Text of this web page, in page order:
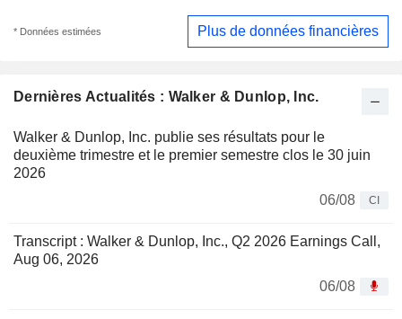
Dernières Actualités : Walker & Dunlop, Inc.
Walker & Dunlop, Inc. publie ses résultats pour le
deuxième trimestre et le premier semestre clos le 30 juin
2026
06/08
CI
Transcript : Walker & Dunlop, Inc., Q2 2026 Earnings Call,
Aug 06, 2026
06/08
* Données estimées Plus de données financières